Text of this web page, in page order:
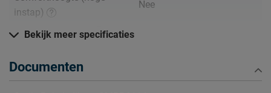
instap)
Nee
Hoogte hoofdbord
Kenmerken
Niet mogelijk
Bekijk meer specificaties
Documenten